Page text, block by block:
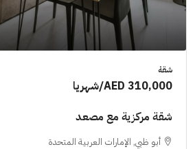
شقة
AED 310,000/شهريا
شقة مركزية مع مصعد
أبو ظبي, الإمارات العربية المتحدة